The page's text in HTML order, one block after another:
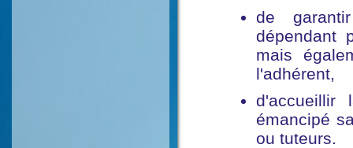
de
dépendant
mais
l'adhérent,
d'accueillir
émancipé
ou tuteurs.